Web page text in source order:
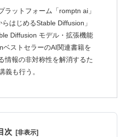
ラットフォーム「romptn ai」
はじめるStable Diffusion」
Diffusion モデル・拡張機能
ベストセラーのAI関連書籍を
情報の非対称性を解消するた
義も行う。
次